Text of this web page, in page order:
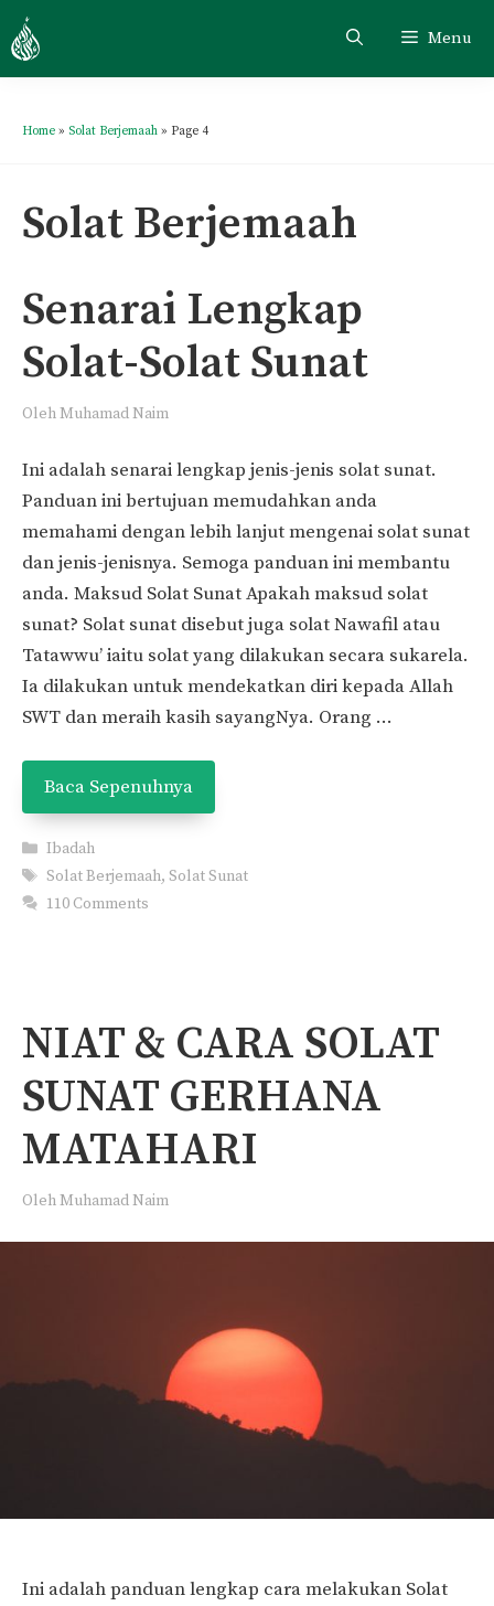
Skip
to
content
Menu
Home » Solat Berjemaah » Page 4
Solat Berjemaah
Senarai Lengkap
Solat-Solat Sunat
OlehMuhamad Naim
Ini adalah senarai lengkap jenis-jenis solat sunat.
Panduan ini bertujuan memudahkan anda
memahami dengan lebih lanjut mengenai solat sunat
dan jenis-jenisnya. Semoga panduan ini membantu
anda. Maksud Solat Sunat Apakah maksud solat
sunat? Solat sunat disebut juga solat Nawafil atau
Tatawwu’ iaitu solat yang dilakukan secara sukarela.
Ia dilakukan untuk mendekatkan diri kepada Allah
SWT dan meraih kasih sayangNya. Orang …
Baca Sepenuhnya
Categories
Ibadah
Tags
Solat Berjemaah, Solat Sunat
110 Comments
NIAT & CARA SOLAT
SUNAT GERHANA
MATAHARI
OlehMuhamad Naim
Ini adalah panduan lengkap cara melakukan Solat